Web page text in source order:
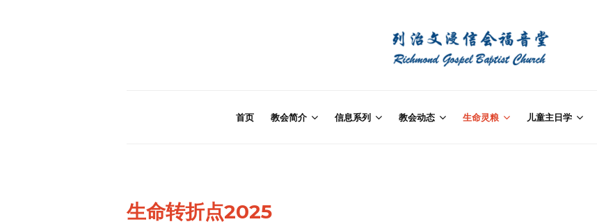
首页 教会简介 信息系列 教会动态 生命灵粮 儿童主日学
生命转折点2025